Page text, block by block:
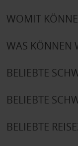
WOMIT
WAS KÖNNEN
BELIEBTE
BELIEBTE
BELIEBTE